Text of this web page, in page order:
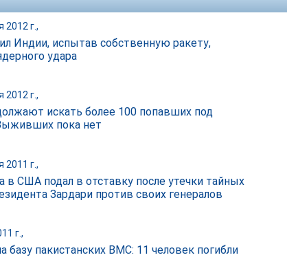
2012 г.,
Индии, испытав собственную ракету,
удара
2012 г.,
искать более 100 попавших под
пока нет
2011 г.,
в США подал в отставку после утечки тайных
Зардари против своих генералов
г.,
базу пакистанских ВМС: 11 человек погибли